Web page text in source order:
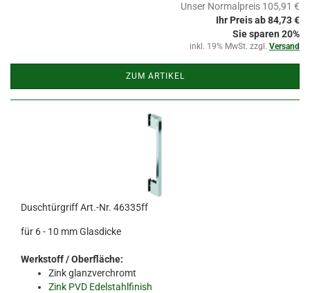
Unser Normalpreis 105,91 €
Ihr Preis ab 84,73 €
Sie sparen 20%
inkl. 19% MwSt. zzgl. Versand
ZUM ARTIKEL
Duschtürgriff Art.-Nr. 46335ff
für 6 - 10 mm Glasdicke
Werkstoff / Oberfläche:
Zink glanzverchromt
Zink PVD Edelstahlfinish